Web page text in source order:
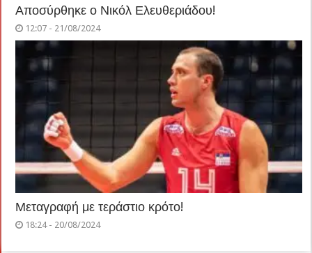
Αποσύρθηκε ο Νικόλ Ελευθεριάδου!
12:07 - 21/08/2024
Μεταγραφή με τεράστιο κρότο!
18:24 - 20/08/2024